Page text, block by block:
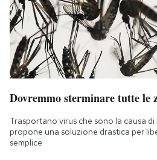
Dovremmo sterminare tutte le
Trasportano virus che sono la causa
propone una soluzione drastica per
semplice